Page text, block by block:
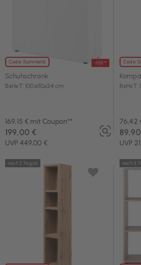
Code: Summer15 -15%**
Schuhschrank
BxHxT: 100x110x34 cm
169,15 € mit Coupon**
UVP 449,00 €
199,00 €
Code:
BxHxT:
76,42
UVP
noch 2 Tag(e) noch 2